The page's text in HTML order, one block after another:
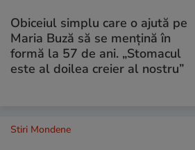
Obiceiul simplu care o ajută pe
Maria Buză să se mențină în
formă la 57 de ani. „Stomacul
este al doilea creier al nostru”
Stiri Mondene